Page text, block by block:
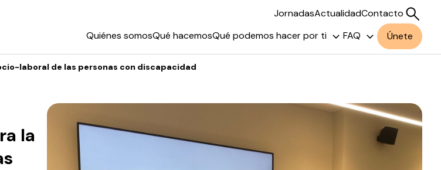
JornadasActualidadContacto
Quiénes somosQué hacemosQué podemos hacer por ti FAQ Únete
laboral de las personas con discapacidad
la